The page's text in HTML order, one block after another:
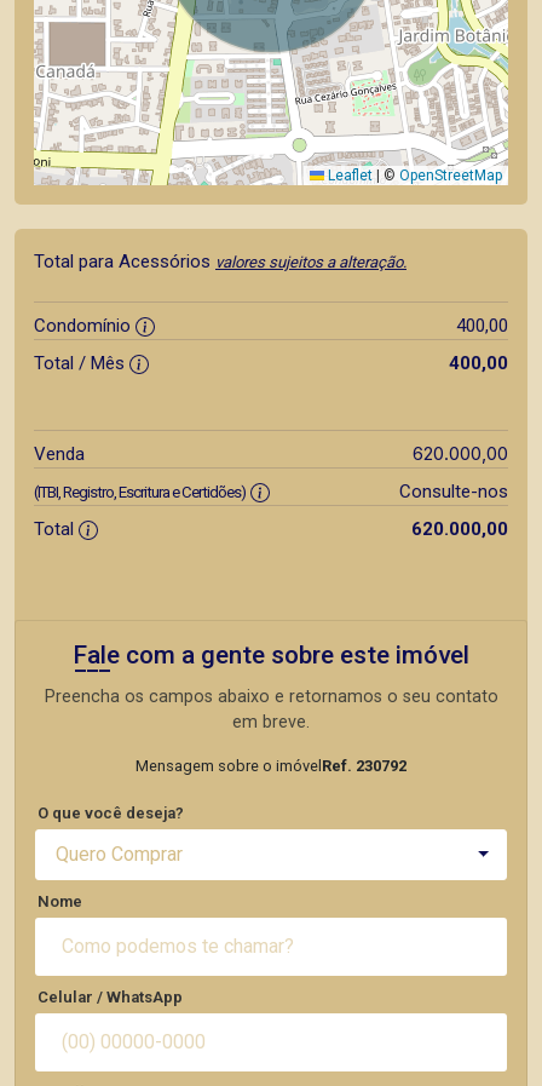
Leaflet © OpenStreetMap
Total para Acessórios valores sujeitos a alteração.
Condomínio
400,00
Total / Mês
400,00
Venda 620.000,00
(ITBI, Registro, Escritura e Certidões)
Consulte-nos
Total
620.000,00
Fale com a gente sobre este imóvel
Preencha os campos abaixo e retornamos o seu contato
em breve.
Mensagem sobre o imóvel Ref. 230792
O que você deseja?
Quero Comprar
Nome
Celular / WhatsApp